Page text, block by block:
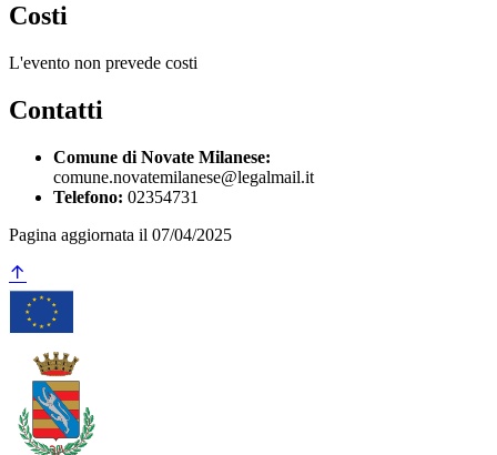
Costi
L'evento non prevede costi
Contatti
Comune di Novate Milanese:
comune.novatemilanese@legalmail.it
Telefono: 02354731
Pagina aggiornata il 07/04/2025